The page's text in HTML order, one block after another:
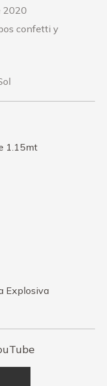
2020
confetti y
1.15mt
Explosiva